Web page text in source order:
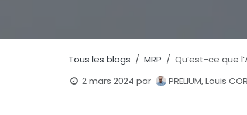
Tous les blogs MRP
Qu’est-ce que
2 mars 2024 par PRELIUM, Louis